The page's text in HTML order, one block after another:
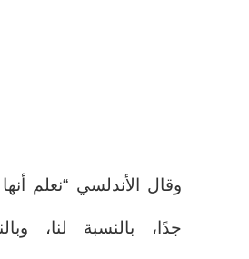
وقال الأندلسي “نعلم
جدًا، بالنسبة لنا،